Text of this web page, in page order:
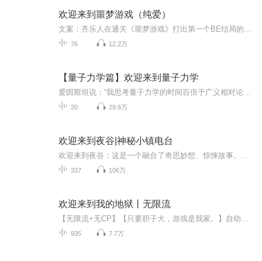
欢迎来到噩梦游戏（纯爱）
76 12.2万
【量子力学篇】欢迎来到量子力学
20 29.6万
欢迎来到夜谷|神秘小镇电台
337 106万
欢迎来到我的地狱丨无限流
935 7.7万